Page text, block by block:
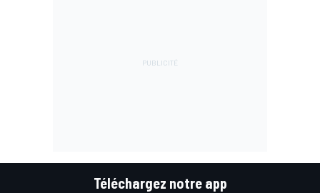
Téléchargez notre app